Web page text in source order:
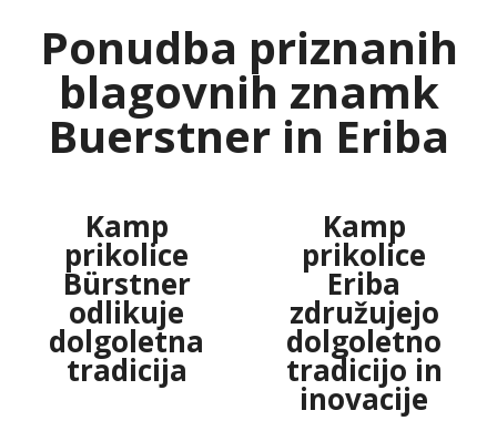
Ponudba priznanih
blagovnih znamk
Buerstner in Eriba
Kamp
prikolice
Bürstner
odlikuje
dolgoletna
tradicija
Kamp
prikolice
Eriba
združujejo
dolgoletno
tradicijo in
inovacije